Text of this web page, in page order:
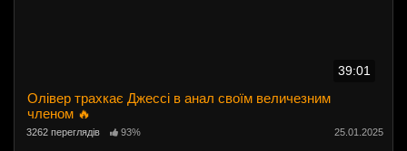
39:01
Олівер трахкає Джессі в анал своїм величезним
членом 🔥
3262 переглядів 93% 25.01.2025